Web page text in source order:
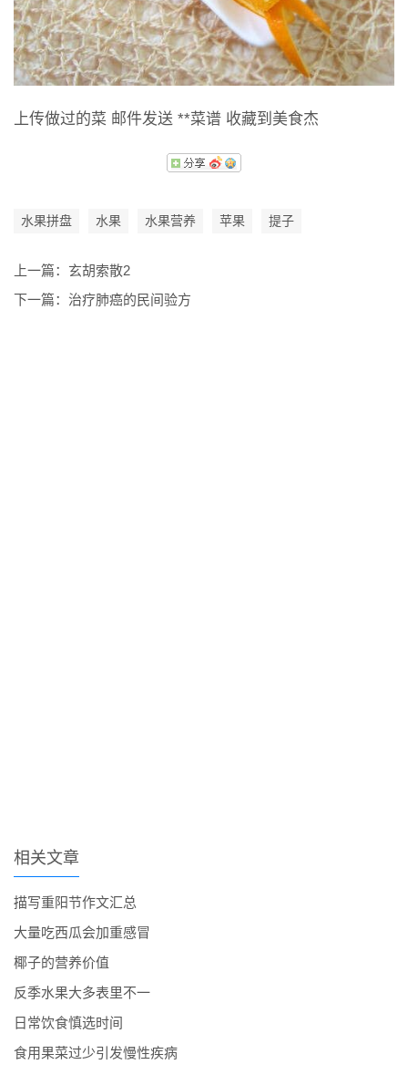
上传做过的菜 邮件发送 **菜谱 收藏到美食杰
水果拼盘 水果 水果营养 苹果 提子
上一篇： 玄胡索散2
下一篇： 治疗肺癌的民间验方
相关文章
描写重阳节作文汇总
大量吃西瓜会加重感冒
椰子的营养价值
反季水果大多表里不一
日常饮食慎选时间
食用果菜过少引发慢性疾病